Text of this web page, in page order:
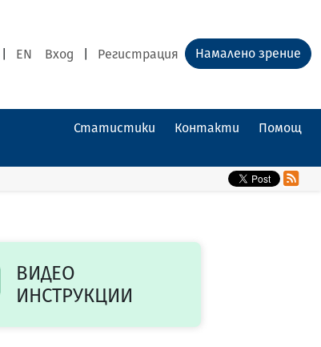
EN Вход Регистрация Намалено зрение
Статистики Контакти Помощ
ВИДЕО
ИНСТРУКЦИИ